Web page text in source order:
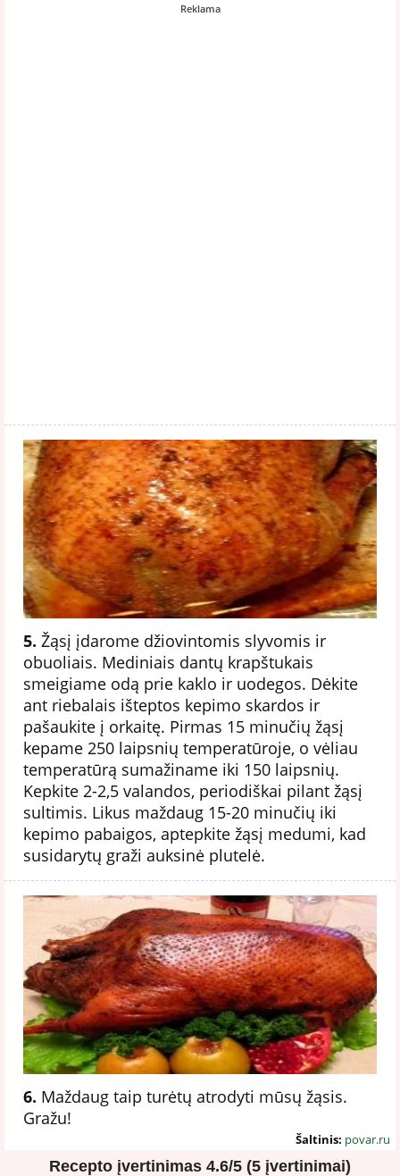
Reklama
5. Žąsį įdarome džiovintomis slyvomis ir
obuoliais. Mediniais dantų krapštukais
smeigiame odą prie kaklo ir uodegos. Dėkite
ant riebalais išteptos kepimo skardos ir
pašaukite į orkaitę. Pirmas 15 minučių žąsį
kepame 250 laipsnių temperatūroje, o vėliau
temperatūrą sumažiname iki 150 laipsnių.
Kepkite 2-2,5 valandos, periodiškai pilant žąsį
sultimis. Likus maždaug 15-20 minučių iki
kepimo pabaigos, aptepkite žąsį medumi, kad
susidarytų graži auksinė plutelė.
6. Maždaug taip turėtų atrodyti mūsų žąsis.
Gražu!
Šaltinis: povar.ru
Recepto įvertinimas 4.6/5 (5 įvertinimai)